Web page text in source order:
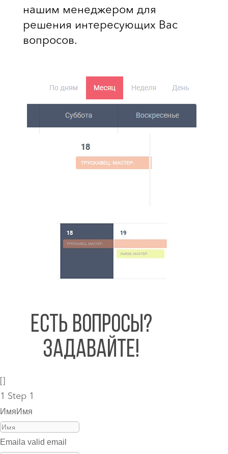
нашим менеджером для
решения интересующих Вас
вопросов.
ЕСТЬ ВОПРОСЫ?
ЗАДАВАЙТЕ!
[]
1 Step 1
ИмяИмя
Emaila valid email